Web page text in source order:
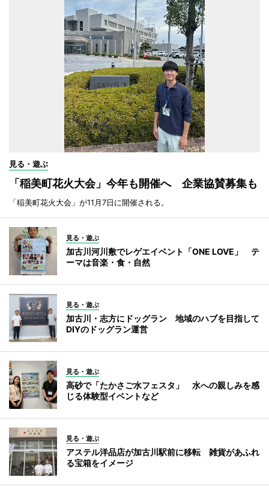
見る・遊ぶ
「稲美町花火大会」今年も開催へ 企業協賛募集も
「稲美町花火大会」が11月7日に開催される。
見る・遊ぶ
加古川河川敷でレゲエイベント「ONE LOVE」 テ
ーマは音楽・食・自然
見る・遊ぶ
加古川・志方にドッグラン 地域のハブを目指して
DIYのドッグラン運営
見る・遊ぶ
高砂で「たかさご水フェスタ」 水への親しみを感
じる体験型イベントなど
見る・遊ぶ
アステル洋品店が加古川駅前に移転 雑貨があふれ
る宝箱をイメージ